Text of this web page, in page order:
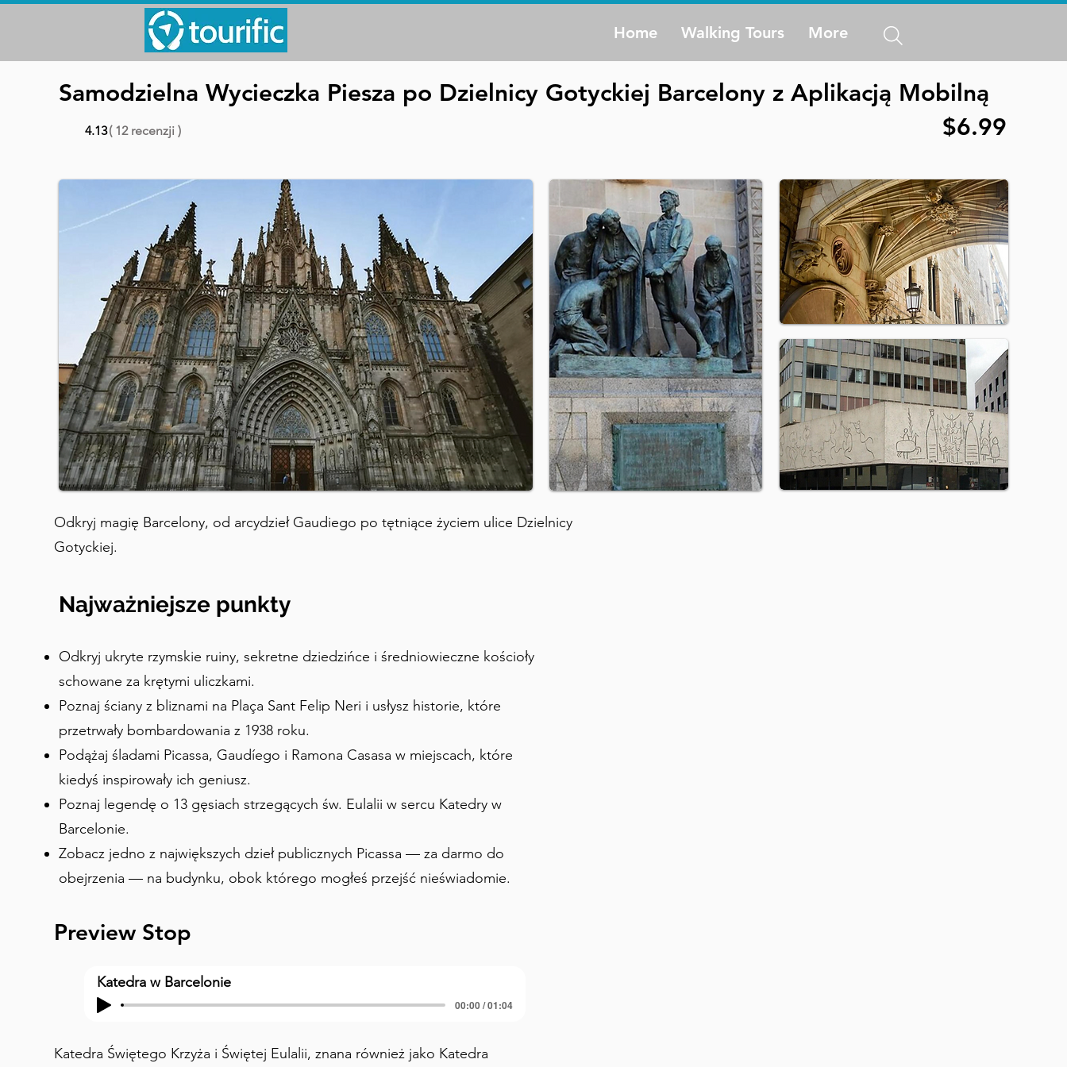
Home Walking Tours More
Samodzielna Wycieczka Piesza po Dzielnicy Gotyckiej Barcelony z Aplikacją Mobilną
4.13( 12 recenzji ) $6.99
Odkryj magię Barcelony, od arcydzieł Gaudiego po tętniące życiem ulice Dzielnicy
Gotyckiej.
Najważniejsze punkty
Odkryj ukryte rzymskie ruiny, sekretne dziedzińce i średniowieczne kościoły
schowane za krętymi uliczkami.
Poznaj ściany z bliznami na Plaça Sant Felip Neri i usłysz historie, które
przetrwały bombardowania z 1938 roku.
Podążaj śladami Picassa, Gaudíego i Ramona Casasa w miejscach, które
kiedyś inspirowały ich geniusz.
Poznaj legendę o 13 gęsiach strzegących św. Eulalii w sercu Katedry w
Barcelonie.
Zobacz jedno z największych dzieł publicznych Picassa — za darmo do
obejrzenia — na budynku, obok którego mogłeś przejść nieświadomie.
Preview Stop
Katedra w Barcelonie
00:00 / 01:04
Katedra Świętego Krzyża i Świętej Eulalii, znana również jako Katedra